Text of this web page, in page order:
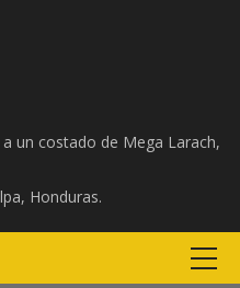
un costado de Mega Larach,
Honduras.